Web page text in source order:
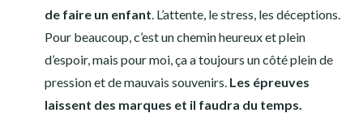
de faire un enfant. L’attente, le stress, les déceptions.
Pour beaucoup, c’est un chemin heureux et plein
d’espoir, mais pour moi, ça a toujours un côté plein de
pression et de mauvais souvenirs. Les épreuves
laissent des marques et il faudra du temps.